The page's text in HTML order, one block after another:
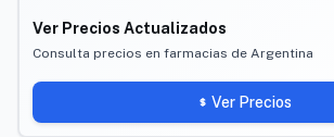
Ver Precios Actualizados
Consulta precios en farmacias de Argentina
Ver Precios